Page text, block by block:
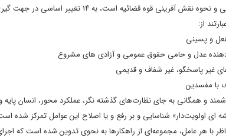
در این سند با توجه به ارکان محتواساز که ناظر به ماهیت مأموریتی
از:
و پسینی
عدل و حامی حقوق عمومی و آزادی های مشروع
غیر پاسخگو، غیر شفاف و قدیمی
با مفسدین
و همگانی به جای نظارت‌های گذشته نگر، عملکرد محور، انسان پایه
بر «۲۰عنوان چالش» اولویت دار، «۴۷ عامل ریشه ای اولویت‌دار» شناسایی و بر رفع و یا اصلاح این
این‌رو متناظر با هر عامل، مجموعه‌ای از راهکارها به نحوی تدوین شده است که